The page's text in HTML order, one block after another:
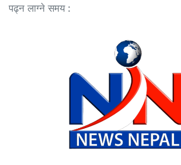
पढ्न लाग्ने समय :